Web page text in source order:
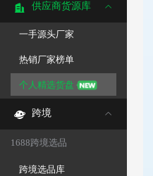
供应商货源库
一手源头厂家
热销厂家榜单
个人精选货盘
跨境
1688跨境选品
跨境选品库